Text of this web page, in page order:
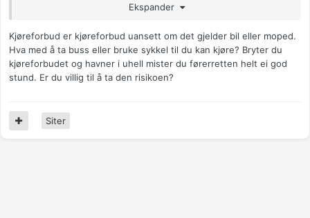
Ekspander
Kjøreforbud er kjøreforbud uansett om det gjelder bil eller moped.
Hva med å ta buss eller bruke sykkel til du kan kjøre? Bryter du
kjøreforbudet og havner i uhell mister du førerretten helt ei god
stund. Er du villig til å ta den risikoen?
Siter